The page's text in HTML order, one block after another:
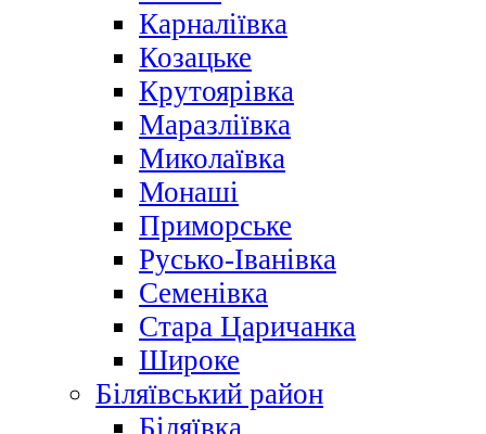
Карналіївка
Козацьке
Крутоярівка
Маразліївка
Миколаївка
Монаші
Приморське
Русько-Іванівка
Семенівка
Стара Царичанка
Широке
Біляївський район